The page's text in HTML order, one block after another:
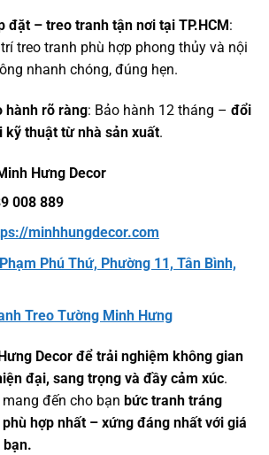
đặt – treo tranh tận nơi tại TP.HCM:
treo tranh phù hợp phong thủy và nội
nhanh chóng, đúng hẹn.
hành rõ ràng: Bảo hành 12 tháng –đổi
kỹ thuật từ nhà sản xuất.
Hưng Decor
008 889
minhhungdecor.com
Phú Thứ, Phường 11, Tân Bình,
Treo Tường Minh Hưng
Decor để trải nghiệm không gian
đại, sang trọng và đầy cảm xúc.
đến cho bạn bức tranh tráng
hợp nhất – xứng đáng nhất với giá